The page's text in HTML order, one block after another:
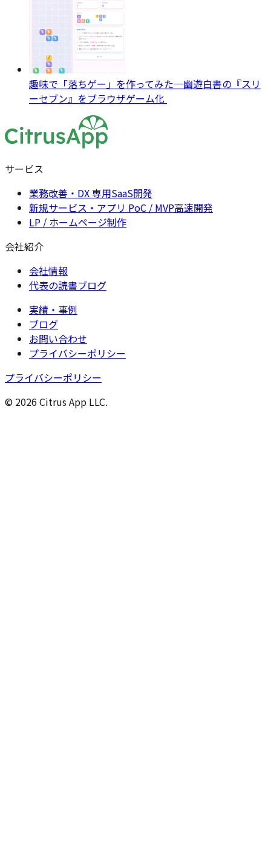
趣味で「落ちゲー」を作ってみた─幽遊白書の『スリ
ーセブン』をブラウザゲーム化
サービス
業務改善・DX 専用SaaS開発
新規サービス・アプリ PoC / MVP高速開発
LP / ホームページ制作
会社紹介
会社情報
代表の読書ブログ
実績・事例
ブログ
お問い合わせ
プライバシーポリシー
プライバシーポリシー
© 2026 Citrus App LLC.